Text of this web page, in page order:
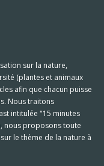
sur la nature,
(plantes et animaux
afin que chacun puisse
Nous traitons
intitulée "15 minutes
nous proposons toute
le thème de la nature à